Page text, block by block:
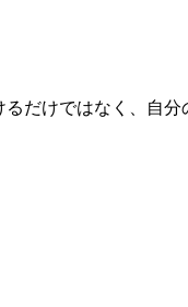
だけではなく、自